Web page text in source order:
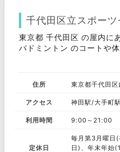
千代田区立スポーツ
東京都 千代田区 の屋内に
バドミントン のコートや
住所 東京都千代田
アクセス 神田駅/大手町駅
利用時間 9:00～21:00
定休日
毎月第3月曜日
日)、年末年始